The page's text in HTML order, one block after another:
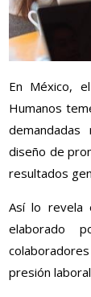
En México,
Humanos
demandadas
diseño de
resultados
Así lo revela
elaborado
presión